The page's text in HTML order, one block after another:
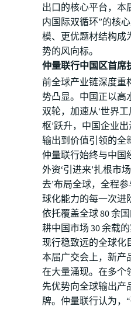
出口的核心平台，本
内国际双循环”的核
模、更优题材结构成
势的风向标。
仲量联行中国区首席
前全球产业链深度重
势凸显。中国正以高
双轮，加速从‘世界工
枢’跃升，中国企业
输出到价值引领的全
仲量联行始终与中国
外资‘引进来’扎根市
去’布局全球，全程
球化能力的每一次进
依托覆盖全球 80 余
耕中国市场 30 余载
现行稳致远的全球化
本届广交会上，新产
在大量涌现。在多个
先优势向全球输出产
牌。仲量联行认为，“